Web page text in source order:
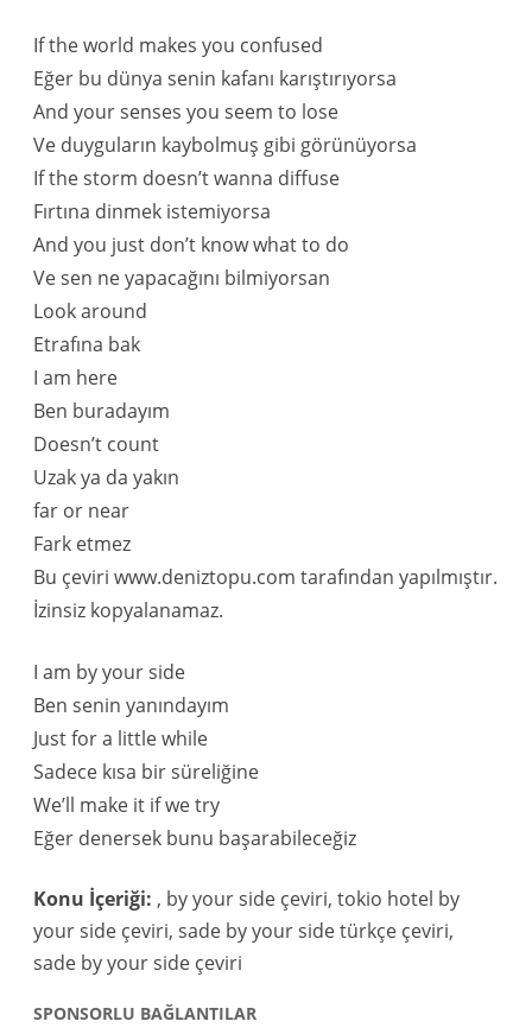
If the world makes you confused
Eğer bu dünya senin kafanı karıştırıyorsa
And your senses you seem to lose
Ve duyguların kaybolmuş gibi görünüyorsa
If the storm doesn’t wanna diffuse
Fırtına dinmek istemiyorsa
And you just don’t know what to do
Ve sen ne yapacağını bilmiyorsan
Look around
Etrafına bak
I am here
Ben buradayım
Doesn’t count
Uzak ya da yakın
far or near
Fark etmez
Bu çeviri www.deniztopu.com tarafından yapılmıştır.
İzinsiz kopyalanamaz.
I am by your side
Ben senin yanındayım
Just for a little while
Sadece kısa bir süreliğine
We’ll make it if we try
Eğer denersek bunu başarabileceğiz
Konu İçeriği: , by your side çeviri, tokio hotel by
your side çeviri, sade by your side türkçe çeviri,
sade by your side çeviri
SPONSORLU BAĞLANTILAR